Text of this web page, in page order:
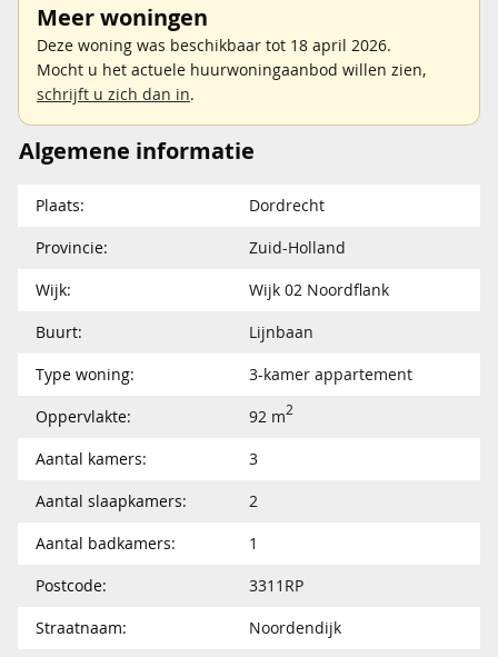
Meer woningen
Deze woning was beschikbaar tot 18 april 2026.
Mocht u het actuele huurwoningaanbod willen zien,
schrijft u zich dan in.
Algemene informatie
Plaats:
Dordrecht
Provincie:
Zuid-Holland
Wijk:
Wijk 02 Noordflank
Buurt:
Lijnbaan
Type woning:
3-kamer appartement
Oppervlakte:
92 m2
Aantal kamers:
3
Aantal slaapkamers:
2
Aantal badkamers:
1
Postcode:
3311RP
Straatnaam:
Noordendijk